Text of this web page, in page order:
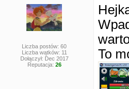
Liczba postów: 60
Liczba wątków: 11
Dołączył: Dec 2017
Reputacja: 26
To